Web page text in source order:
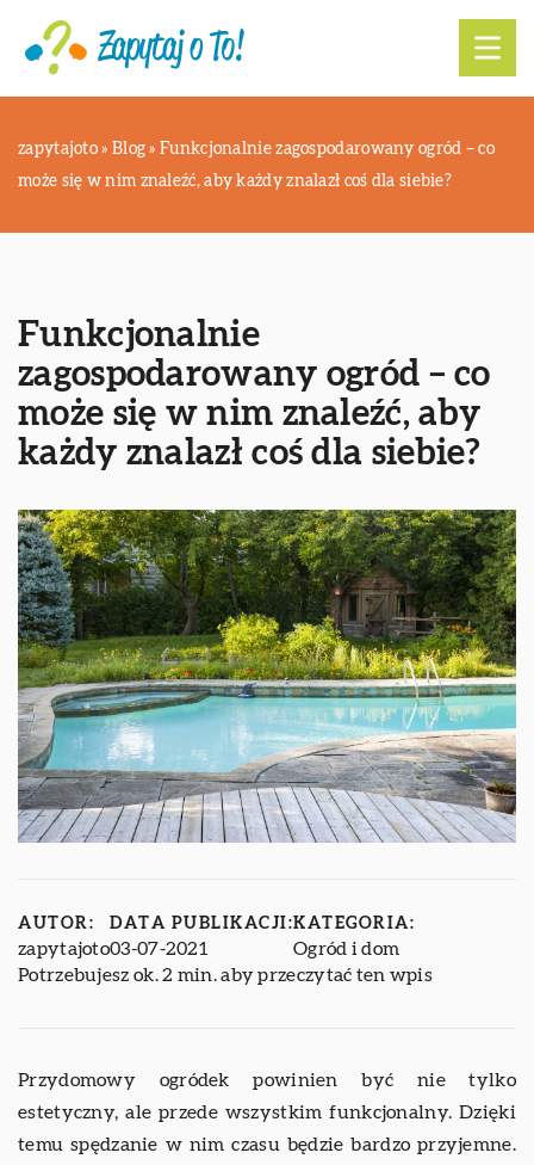
zapytajoto » Blog »Funkcjonalnie zagospodarowany ogród – co
może się w nim znaleźć, aby każdy znalazł coś dla siebie?
Funkcjonalnie
zagospodarowany ogród – co
może się w nim znaleźć, aby
każdy znalazł coś dla siebie?
AUTOR:
zapytajoto
DATA PUBLIKACJI:
03-07-2021
KATEGORIA:
Ogród i dom
Potrzebujesz ok. 2 min. aby przeczytać ten wpis
Przydomowy ogródek powinien być nie tylko
estetyczny, ale przede wszystkim funkcjonalny. Dzięki
temu spędzanie w nim czasu będzie bardzo przyjemne.